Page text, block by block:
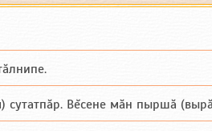
Вĕсене мăн пыршă